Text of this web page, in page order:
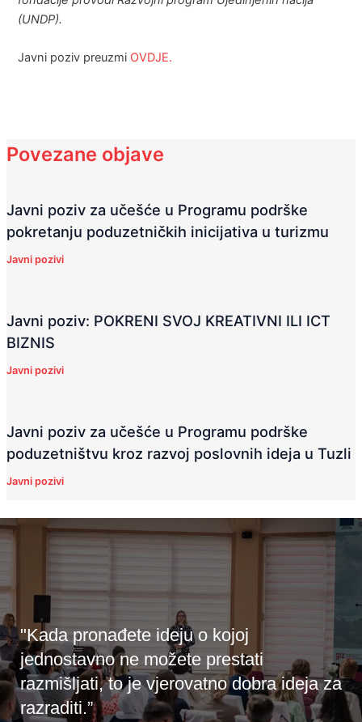
(UNDP).
Javni poziv preuzmi OVDJE.
Povezane objave
Javni poziv za učešće u Programu podrške
pokretanju poduzetničkih inicijativa u turizmu
Javni pozivi
Javni poziv: POKRENI SVOJ KREATIVNI ILI ICT
BIZNIS
Javni pozivi
Javni poziv za učešće u Programu podrške
poduzetništvu kroz razvoj poslovnih ideja u Tuzli
Javni pozivi
"Kada pronađete ideju o kojoj
jednostavno ne možete prestati
razmišljati, to je vjerovatno dobra ideja za
razraditi.”